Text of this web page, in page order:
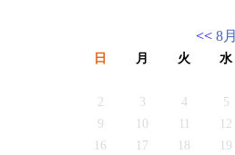
<< 8月
日 月 火 水
2
3 4 5
9
10 12
16
17 18 19